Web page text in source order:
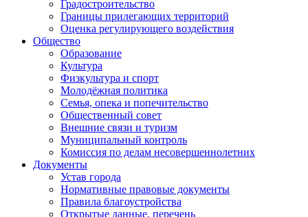
Градостроительство
Границы прилегающих территорий
Оценка регулирующего воздействия
Общество
Образование
Культура
Физкультура и спорт
Молодёжная политика
Семья, опека и попечительство
Общественный совет
Внешние связи и туризм
Муниципальный контроль
Комиссия по делам несовершеннолетних
Документы
Устав города
Нормативные правовые документы
Правила благоустройства
Открытые данные, перечень